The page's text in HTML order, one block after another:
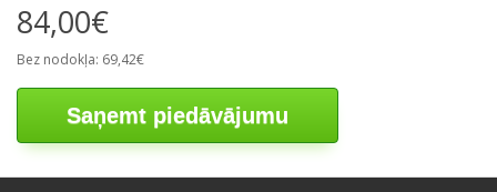
84,00€
Bez nodokļa: 69,42€
Saņemt piedāvājumu